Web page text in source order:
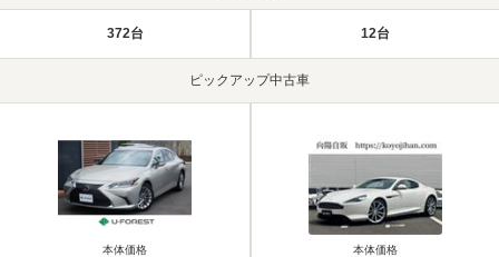
372台 12台
ピックアップ中古車
本体価格 本体価格